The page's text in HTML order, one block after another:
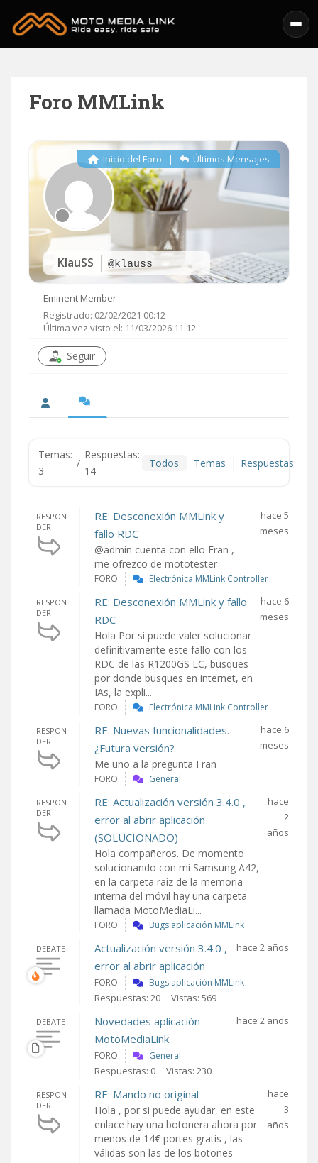
Foro MMLink
KlauSS @klauss
Inicio del Foro | Últimos Mensajes
Eminent Member
Registrado: 02/02/2021 00:12
Última vez visto el: 11/03/2026 11:12
Seguir
Temas:
3
/
Respuestas:
14
Todos Temas Respuestas
RESPON
DER
RE: Desconexión MMLink y
fallo RDC
@admin cuenta con ello Fran ,
me ofrezco de mototester
hace 5
meses
FORO Electrónica MMLink Controller
RESPON
DER
RE: Desconexión MMLink y fallo
RDC
Hola Por si puede valer solucionar
definitivamente este fallo con los
RDC de las R1200GS LC, busques
por donde busques en internet, en
IAs, la expli...
hace 6
meses
FORO Electrónica MMLink Controller
RESPON
DER
RE: Nuevas funcionalidades.
¿Futura versión?
Me uno a la pregunta Fran
hace 6
meses
FORO General
RESPON
DER
RE: Actualización versión 3.4.0 ,
error al abrir aplicación
(SOLUCIONADO)
Hola compañeros. De momento
solucionando con mi Samsung A42,
en la carpeta raíz de la memoria
interna del móvil hay una carpeta
llamada MotoMediaLi...
hace
2
años
FORO Bugs aplicación MMLink
DEBATE
Actualización versión 3.4.0 ,
error al abrir aplicación
hace 2 años
FORO Bugs aplicación MMLink
Respuestas: 20 Vistas: 569
DEBATE
Novedades aplicación
MotoMediaLink
hace 2 años
FORO General
Respuestas: 0 Vistas: 230
RESPON
DER
RE: Mando no original
Hola , por si puede ayudar, en este
enlace hay una botonera ahora por
menos de 14€ portes gratis , las
válidas son las de los botones
hace
3
años